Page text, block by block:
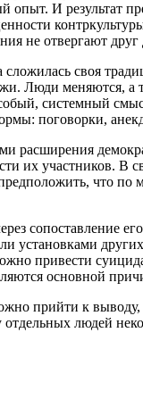
И результат
не отвергают друг
своя
Люди меняются,
системный
поговорки,
расширения
их участников. В
что
установками
привести
основной
прийти к
людей